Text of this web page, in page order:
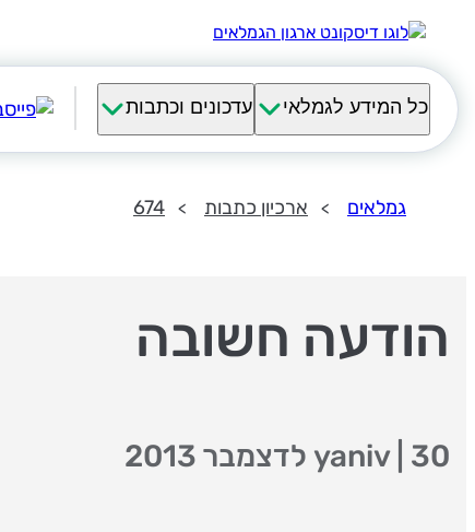
כל המידע לגמלאי עדכונים וכתבות
גמלאים ארכיון כתבות 674
הודעה חשובה
yaniv 30 לדצמבר 2013